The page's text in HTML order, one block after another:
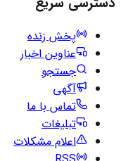
پخش زنده
عناوین اخبار
جستجو
آگهی
تماس با ما
تبلیغات
اعلام مشکلات